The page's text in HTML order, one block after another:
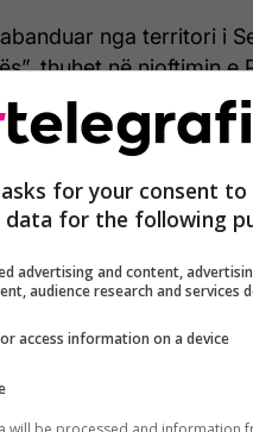
nga territori i
thuhet në njoftimin e
person i dyshuar,
liruar në procedurë
Ndaj tij është iniciuar
mallra”.
dhe kafshët e
të mëtejme
for your consent to
data for the following
advertising and content,
audience research and services
access information on a device